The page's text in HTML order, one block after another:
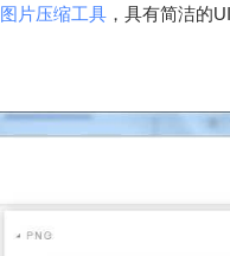
图片压缩工具 ，具有简洁的